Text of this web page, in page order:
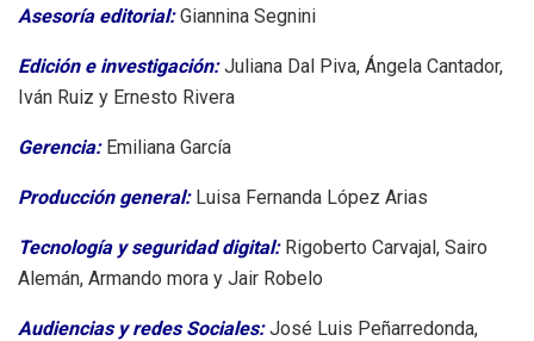
Asesoría editorial:Giannina Segnini
Edición e investigación:Juliana Dal Piva, Ángela Cantador,
Iván Ruiz y Ernesto Rivera
Gerencia: Emiliana García
Producción general: Luisa Fernanda López Arias
Tecnología y seguridad digital: Rigoberto Carvajal, Sairo
Alemán, Armando mora y Jair Robelo
Audiencias y redes Sociales: José Luis Peñarredonda,